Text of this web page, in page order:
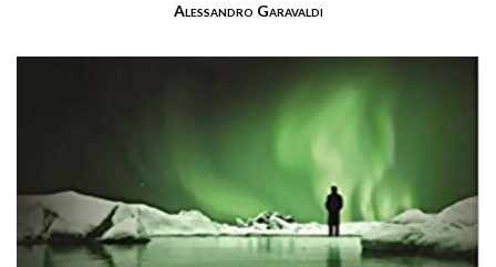
Alessandro Garavaldi